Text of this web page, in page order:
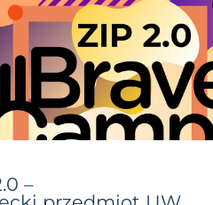
–